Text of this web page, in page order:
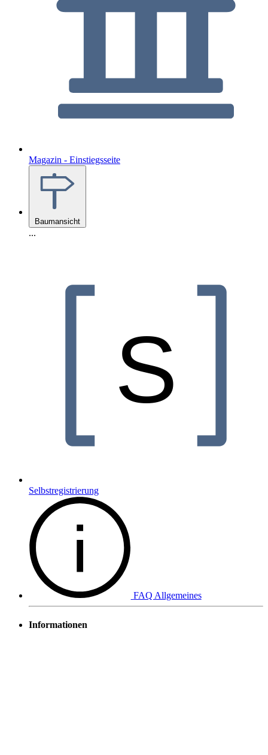
Magazin - Einstiegsseite
Baumansicht
...
Selbstregistrierung
FAQ Allgemeines
Informationen